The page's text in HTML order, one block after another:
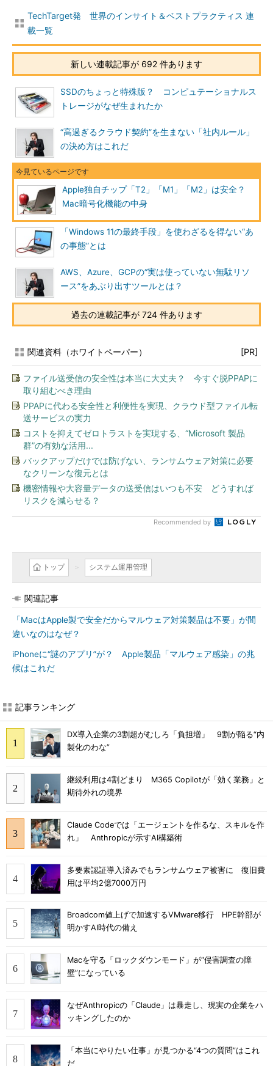
TechTarget発 世界のインサイト＆ベストプラクティス 連
載一覧
新しい連載記事が 692 件あります
SSDのちょっと特殊版？ コンピュテーショナルス
トレージがなぜ生まれたか
“高過ぎるクラウド契約”を生まない「社内ルール」
の決め方はこれだ
Apple独自チップ「T2」「M1」「M2」は安全？
Mac暗号化機能の中身
「Windows 11の最終手段」を使わざるを得ない“あ
の事態”とは
AWS、Azure、GCPの“実は使っていない無駄リソ
ース”をあぶり出すツールとは？
過去の連載記事が 724 件あります
関連資料（ホワイトペーパー） [PR]
ファイル送受信の安全性は本当に大丈夫？ 今すぐ脱PPAPに
取り組むべき理由
PPAPに代わる安全性と利便性を実現、クラウド型ファイル転
送サービスの実力
コストを抑えてゼロトラストを実現する、“Microsoft 製品
群”の有効な活用...
バックアップだけでは防げない、ランサムウェア対策に必要
なクリーンな復元とは
機密情報や大容量データの送受信はいつも不安 どうすれば
リスクを減らせる？
Recommended by
トップ システム運用管理
関連記事
「MacはApple製で安全だからマルウェア対策製品は不要」が間
違いなのはなぜ？
iPhoneに“謎のアプリ”が？ Apple製品「マルウェア感染」の兆
候はこれだ
記事ランキング
DX導入企業の3割超がむしろ「負担増」 9割が陥る“内
製化のわな”
継続利用は4割どまり M365 Copilotが「効く業務」と
期待外れの境界
Claude Codeでは「エージェントを作るな、スキルを作
れ」 Anthropicが示すAI構築術
多要素認証導入済みでもランサムウェア被害に 復旧費
用は平均2億7000万円
Broadcom値上げで加速するVMware移行 HPE幹部が
明かすAI時代の備え
Macを守る「ロックダウンモード」が“侵害調査の障
壁”になっている
なぜAnthropicの「Claude」は暴走し、現実の企業をハ
ッキングしたのか
「本当にやりたい仕事」が見つかる“4つの質問”はこれ
だ